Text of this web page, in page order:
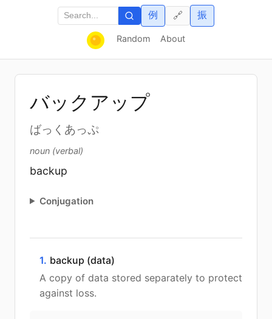
Random About
例 振
🔗
バックアップ
ばっくあっぷ
noun (verbal)
backup
Conjugation
1. backup (data)
A copy of data stored separately to protect
against loss.